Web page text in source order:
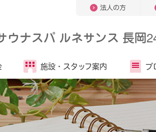
法人の方
ウナスパ ルネサンス 長岡
施設・ スタッフ案内 プ